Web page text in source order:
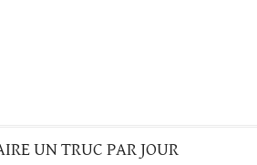
UN TRUC PAR JOUR